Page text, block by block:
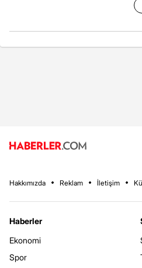
Hakkımızda Reklam İletişim
Haberler
Ekonomi
Spor